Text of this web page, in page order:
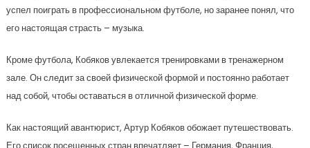
успел поиграть в профессиональном футболе, но заранее понял, что
его настоящая страсть – музыка.
Кроме футбола, Кобяков увлекается тренировками в тренажерном
зале. Он следит за своей физической формой и постоянно работает
над собой, чтобы оставаться в отличной физической форме.
Как настоящий авантюрист, Артур Кобяков обожает путешествовать.